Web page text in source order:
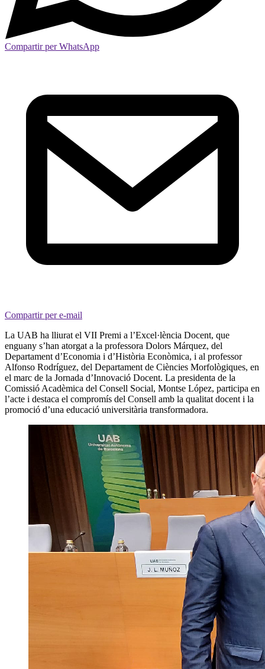
Compartir per WhatsApp
Compartir per e-mail
La UAB ha lliurat el VII Premi a l’Excel·lència Docent, que
enguany s’han atorgat a la professora Dolors Márquez, del
Departament d’Economia i d’Història Econòmica, i al professor
Alfonso Rodríguez, del Departament de Ciències Morfològiques, en
el marc de la Jornada d’Innovació Docent. La presidenta de la
Comissió Acadèmica del Consell Social, Montse López, participa en
l’acte i destaca el compromís del Consell amb la qualitat docent i la
promoció d’una educació universitària transformadora.